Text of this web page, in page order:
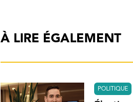
À LIRE ÉGALEMENT
POLITIQUE